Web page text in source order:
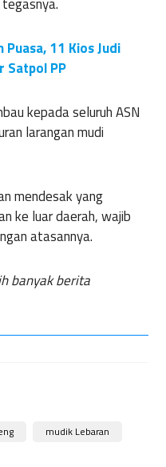
11 Kios Judi
Satpol PP
kepada seluruh ASN
larangan mudi
mendesak yang
ke luar daerah, wajib
atasannya.
banyak berita
mudik Lebaran